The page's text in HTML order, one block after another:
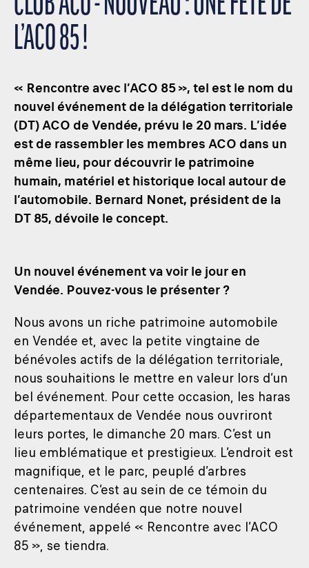
L’ACO 85 !
« Rencontre avec l’ACO 85 », tel est le nom du
nouvel événement de la délégation territoriale
(DT) ACO de Vendée, prévu le 20 mars. L’idée
est de rassembler les membres ACO dans un
même lieu, pour découvrir le patrimoine
humain, matériel et historique local autour de
l’automobile. Bernard Nonet, président de la
DT 85, dévoile le concept.
Un nouvel événement va voir le jour en
Vendée. Pouvez-vous le présenter ?
Nous avons un riche patrimoine automobile
en Vendée et, avec la petite vingtaine de
bénévoles actifs de la délégation territoriale,
nous souhaitions le mettre en valeur lors d’un
bel événement. Pour cette occasion, les haras
départementaux de Vendée nous ouvriront
leurs portes, le dimanche 20 mars. C’est un
lieu emblématique et prestigieux. L’endroit est
magnifique, et le parc, peuplé d’arbres
centenaires. C’est au sein de ce témoin du
patrimoine vendéen que notre nouvel
événement, appelé « Rencontre avec l’ACO
85 », se tiendra.